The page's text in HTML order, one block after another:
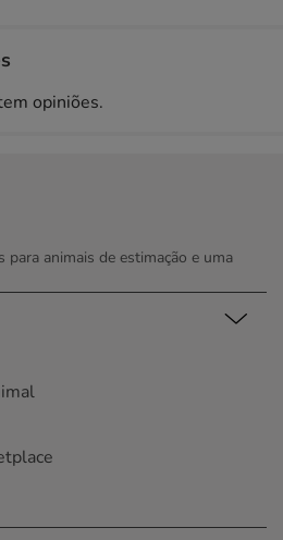
opiniões.
para animais de estimação e uma